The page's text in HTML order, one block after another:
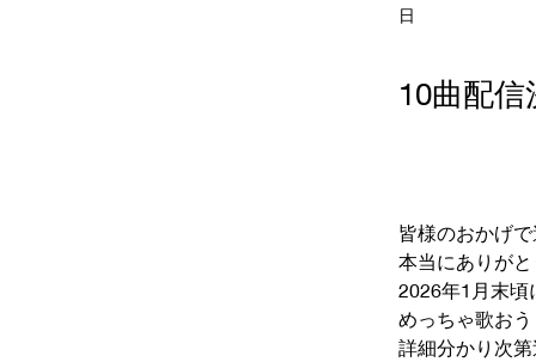
日
10曲配信
皆様のおかげ
本当にありが
2026年1月末頃
めっちゃ歌お
詳細分かり次